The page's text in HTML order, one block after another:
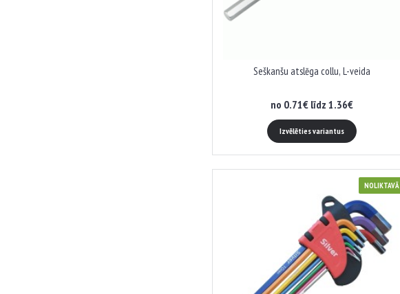
Seškanšu atslēga collu, L-veida
no 0.71€ līdz 1.36€
Izvēlēties variantus
NOLIKTAVĀ